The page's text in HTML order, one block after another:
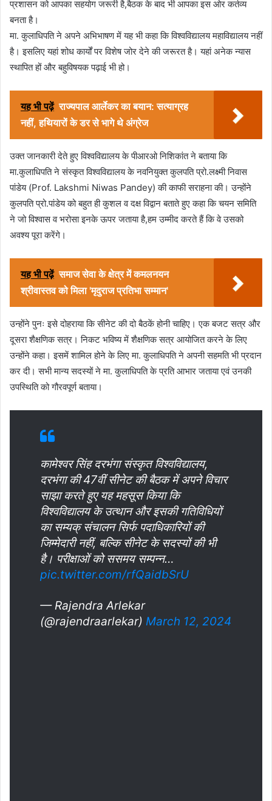
प्रशासन को आपका सहयोग जरूरी है,बैठक के बाद भी आपका इस ओर कर्तव्य
बनता है।
मा. कुलाधिपति ने अपने अभिभाषण में यह भी कहा कि विश्वविद्यालय महाविद्यालय नहीं
है। इसलिए यहां शोध कार्यों पर विशेष जोर देने की जरूरत है। यहां अनेक न्यास
स्थापित हों और बहुविषयक पढ़ाई भी हो।
यह भी पढ़ें राज्यपाल आर्लेकर का बयान: सत्याग्रह
नहीं, हथियारों के डर से भागे थे अंग्रेज
उक्त जानकारी देते हुए विश्वविद्यालय के पीआरओ निशिकांत ने बताया कि
मा.कुलाधिपति ने संस्कृत विश्वविद्यालय के नवनियुक्त कुलपति प्रो.लक्ष्मी निवास
पांडेय (Prof. Lakshmi Niwas Pandey) की काफी सराहना की। उन्होंने
कुलपति प्रो.पांडेय को बहुत ही कुशल व दक्ष विद्वान बताते हुए कहा कि चयन समिति
ने जो विश्वास व भरोसा इनके ऊपर जताया है,हम उम्मीद करते हैं कि वे उसको
अवश्य पूरा करेंगे।
यह भी पढ़ें समाज सेवा के क्षेत्र में कमलनयन
श्रीवास्तव को मिला 'मृदुराज प्रतिभा सम्मान'
उन्होंने पुनः इसे दोहराया कि सीनेट की दो बैठकें होनी चाहिए। एक बजट सत्र और
दूसरा शैक्षणिक सत्र। निकट भविष्य में शैक्षणिक सत्र आयोजित करने के लिए
उन्होंने कहा। इसमें शामिल होने के लिए मा. कुलाधिपति ने अपनी सहमति भी प्रदान
कर दी। सभी मान्य सदस्यों ने मा. कुलाधिपति के प्रति आभार जताया एवं उनकी
उपस्थिति को गौरवपूर्ण बताया।
कामेश्वर सिंह दरभंगा संस्कृत विश्वविद्यालय,
दरभंगा की 47वीं सीनेट की बैठक में अपने विचार
साझा करते हुए यह महसूस किया कि
विश्वविद्यालय के उत्थान और इसकी गतिविधियों
का सम्यक् संचालन सिर्फ पदाधिकारियों की
जिम्मेदारी नहीं, बल्कि सीनेट के सदस्यों की भी
है। परीक्षाओं को ससमय सम्पन्न…
pic.twitter.com/rfQaidbSrU
— Rajendra Arlekar
(@rajendraarlekar) March 12, 2024